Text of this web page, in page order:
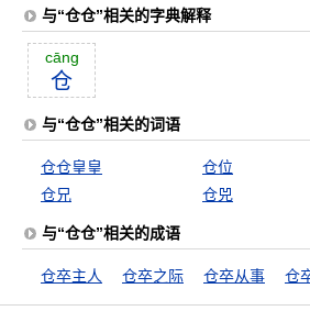
与“仓仓”相关的字典解释
cāng
仓
与“仓仓”相关的词语
仓仓皇皇 仓位
仓兄
仓兕
与“仓仓”相关的成语
仓卒主人 仓卒之际 仓卒从事 仓